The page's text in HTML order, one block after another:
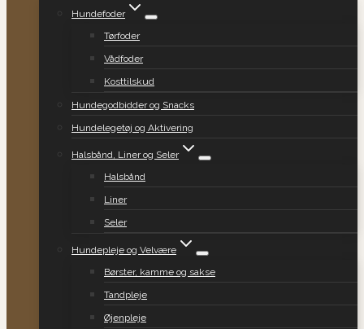
Hundefoder
Tørfoder
Vådfoder
Kosttilskud
Hundegodbidder og Snacks
Hundelegetøj og Aktivering
Halsbånd, Liner og Seler
Halsbånd
Liner
Seler
Hundepleje og Velvære
Børster, kamme og sakse
Tandpleje
Øjenpleje